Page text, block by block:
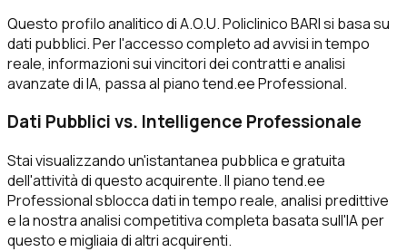
Questo profilo analitico di A.O.U. Policlinico BARI si basa su
dati pubblici. Per l'accesso completo ad avvisi in tempo
reale, informazioni sui vincitori dei contratti e analisi
avanzate di IA, passa al piano tend.ee Professional.
Dati Pubblici vs. Intelligence Professionale
Stai visualizzando un'istantanea pubblica e gratuita
dell'attività di questo acquirente. Il piano tend.ee
Professional sblocca dati in tempo reale, analisi predittive
e la nostra analisi competitiva completa basata sull'IA per
questo e migliaia di altri acquirenti.